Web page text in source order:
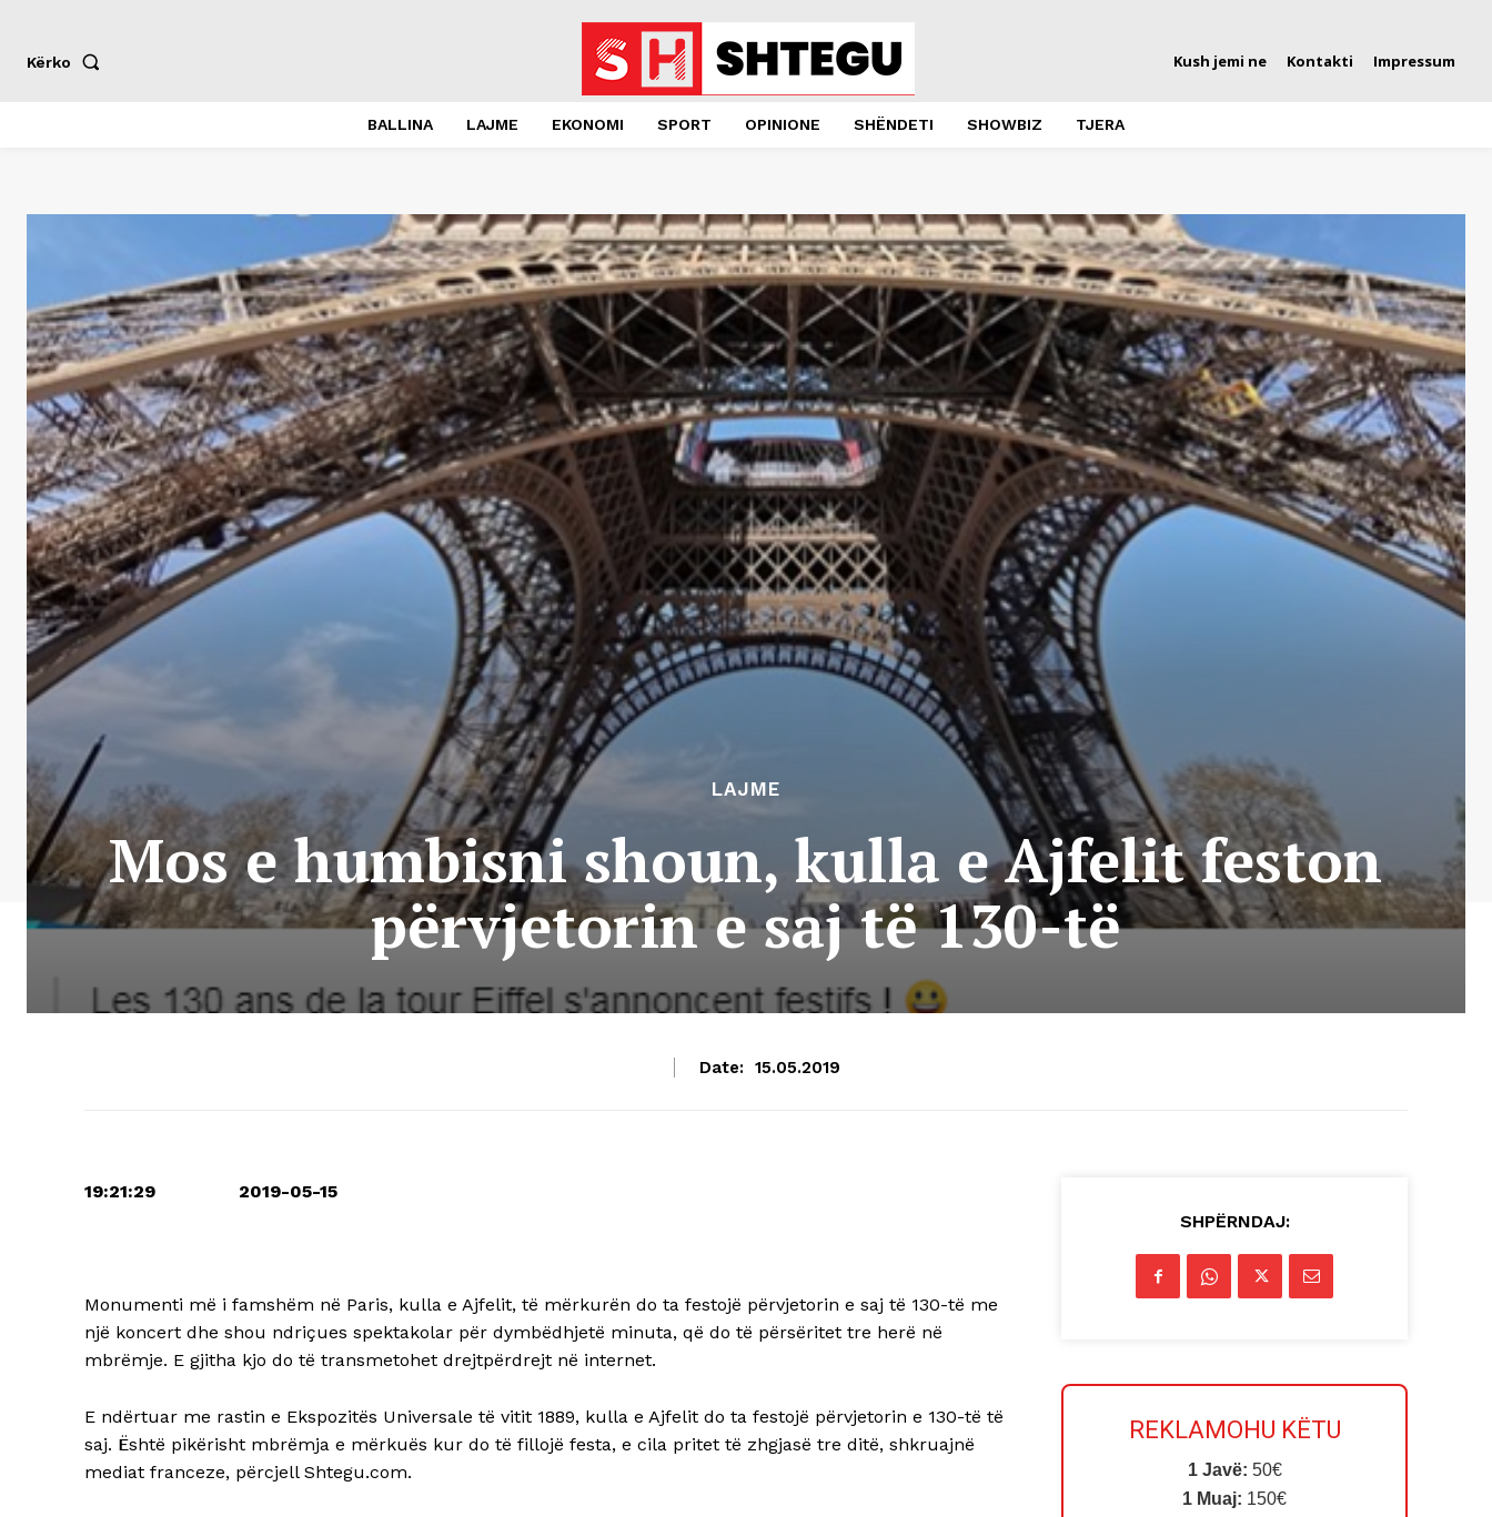
Kërko Kush jemi ne Kontakti Impressum
BALLINA LAJME EKONOMI SPORT OPINIONE SHËNDETI SHOWBIZ TJERA
LAJME
Mos e humbisni shoun, kulla e Ajfelit feston
përvjetorin e saj të 130-të
Date: 15.05.2019
19:21:29 2019-05-15
Monumenti më i famshëm në Paris, kulla e Ajfelit, të mërkurën do ta festojë përvjetorin e saj të 130-të me
një koncert dhe shou ndriçues spektakolar për dymbëdhjetë minuta, që do të përsëritet tre herë në
mbrëmje. E gjitha kjo do të transmetohet drejtpërdrejt në internet.
E ndërtuar me rastin e Ekspozitës Universale të vitit 1889, kulla e Ajfelit do ta festojë përvjetorin e 130-të të
saj. Është pikërisht mbrëmja e mërkuës kur do të fillojë festa, e cila pritet të zhgjasë tre ditë, shkruajnë
mediat franceze, përcjell Shtegu.com.
SHPËRNDAJ:
REKLAMOHU KËTU
1 Javë: 50€
1 Muaj: 150€